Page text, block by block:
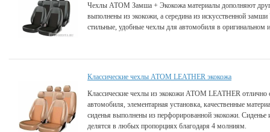
Чехлы АТОМ Замша + Экокожа материалы дополняют
выполнены из экокожи, а середина из искусственной
стильные, удобные чехлы для автомобиля в оригинальном
Классические чехлы ATOM LEATHER экокожа
Классические чехлы из экокожи ATOM LEATHER отлично
автомобиля, элементарная установка, качественные
сиденья выполнены из перфорированной экокожи. Сиденье
делятся в любых пропорциях благодаря 4 молниям.